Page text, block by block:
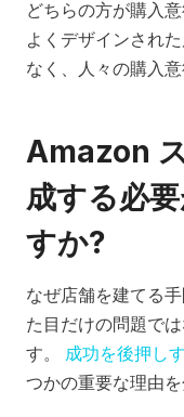
どちらの方が購入
よくデザインされ
なく、人々の購入意
Amazon
成する必
すか?
なぜ店舗を建てる
た目だけの問題で
す。 成功を後押し
つかの重要な理由を